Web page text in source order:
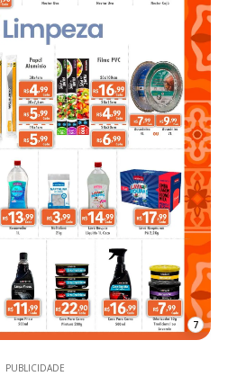
7
PUBLICIDADE